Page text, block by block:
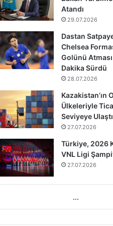
Atandı
29.07.2026
Dastan
Chelsea
Golünü
Dakika Sürdü
28.07.2026
Kazakistan’ın
Ülkeleriyle
Seviyeye Ulaştı
27.07.2026
Türkiye, 2026
VNL Ligi
27.07.2026
...